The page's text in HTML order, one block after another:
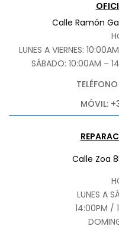
Calle Ramón
LUNES A VIERNES:
SÁBADO: 10:00AM –
MÓVIL:
Calle Zoa
LUNES A
14:00PM /